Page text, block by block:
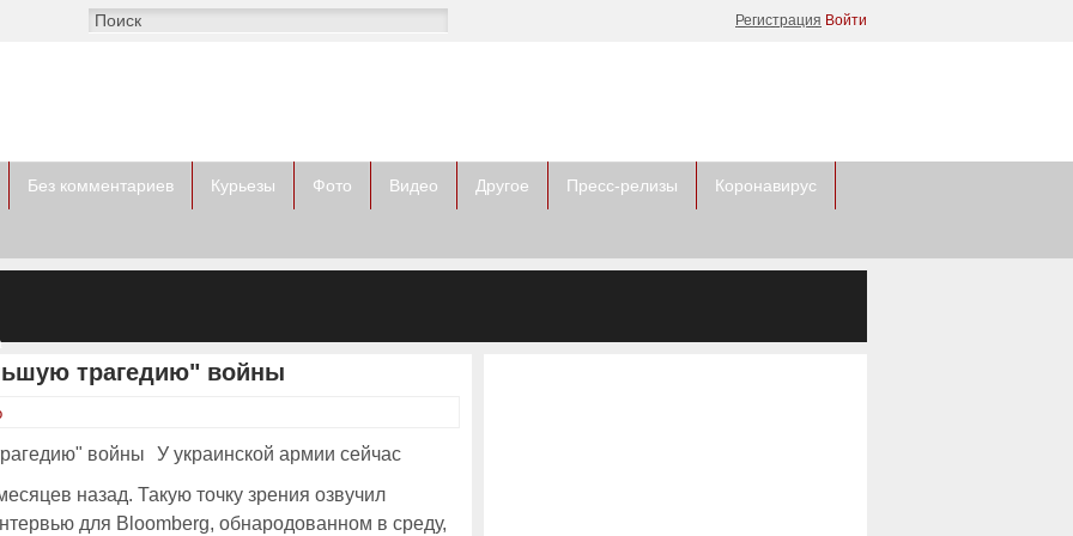
Регистрация Войти
Без комментариев Курьезы Фото Видео Другое Пресс-релизы Коронавирус
трагедию" войны
У украинской армии сейчас
назад. Такую точку зрения озвучил
для Bloomberg, обнародованном в среду,